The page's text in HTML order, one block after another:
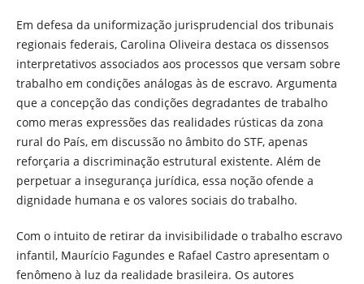
Em defesa da uniformização jurisprudencial dos tribunais
regionais federais, Carolina Oliveira destaca os dissensos
interpretativos associados aos processos que versam sobre
trabalho em condições análogas às de escravo. Argumenta
que a concepção das condições degradantes de trabalho
como meras expressões das realidades rústicas da zona
rural do País, em discussão no âmbito do STF, apenas
reforçaria a discriminação estrutural existente. Além de
perpetuar a insegurança jurídica, essa noção ofende a
dignidade humana e os valores sociais do trabalho.
Com o intuito de retirar da invisibilidade o trabalho escravo
infantil, Maurício Fagundes e Rafael Castro apresentam o
fenômeno à luz da realidade brasileira. Os autores